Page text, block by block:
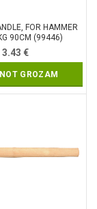
FOR HAMMER
90CM (99446)
3.43 €
GROZAM